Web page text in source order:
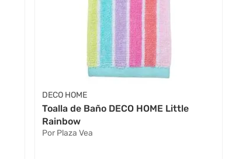
DECO HOME
Toalla de Baño DECO HOME Little
Rainbow
Por Plaza Vea